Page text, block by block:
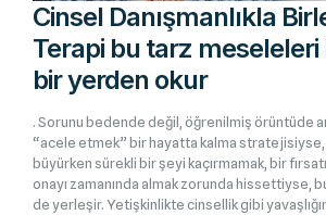
Cinsel Danışmanlıkla
Terapi bu tarz
bir yerden okur
. Sorunu bedende değil, öğrenilmiş örüntüde
“acele etmek” bir hayatta kalma
büyürken sürekli bir şeyi kaçırmamak, bir
onayı zamanında almak zorunda hissettiyse,
de yerleşir. Yetişkinlikte cinsellik gibi